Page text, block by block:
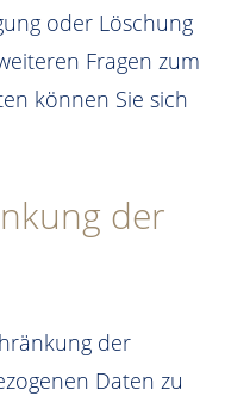
oder Löschung
Fragen zum
können Sie sich
der
der
Daten zu